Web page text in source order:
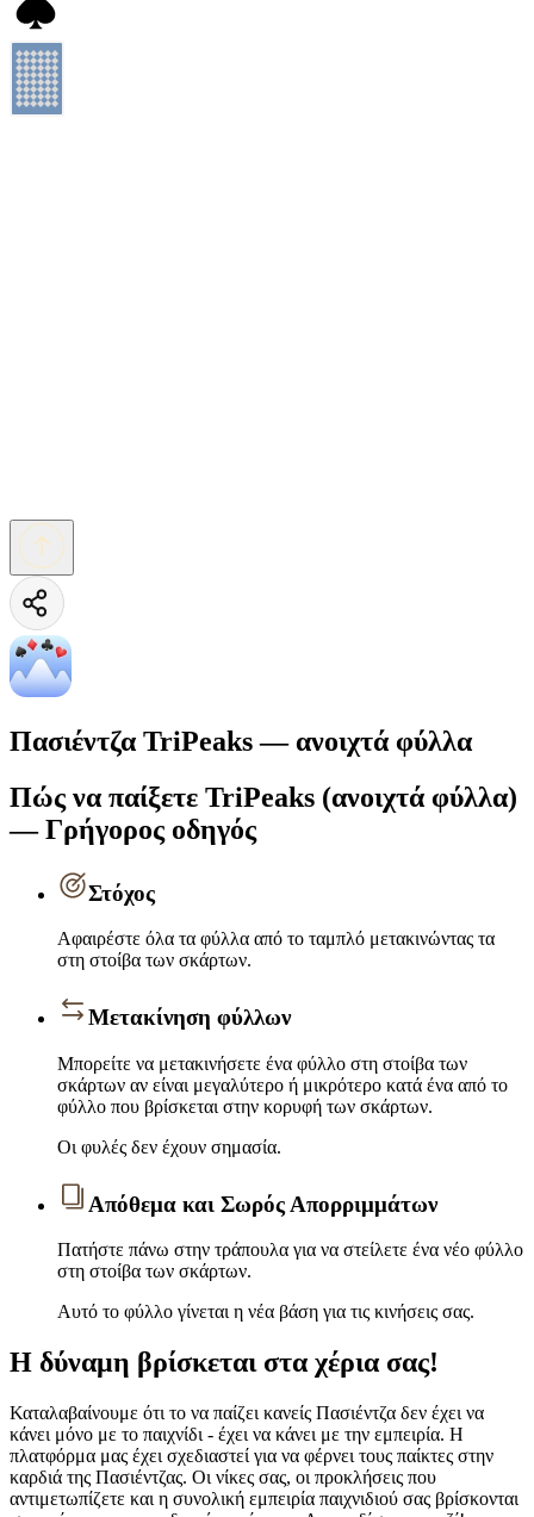
Πασιέντζα TriPeaks — ανοιχτά φύλλα
Πώς να παίξετε TriPeaks (ανοιχτά φύλλα)
— Γρήγορος οδηγός
Στόχος
Αφαιρέστε όλα τα φύλλα από το ταμπλό μετακινώντας τα
στη στοίβα των σκάρτων.
Μετακίνηση φύλλων
Μπορείτε να μετακινήσετε ένα φύλλο στη στοίβα των
σκάρτων αν είναι μεγαλύτερο ή μικρότερο κατά ένα από το
φύλλο που βρίσκεται στην κορυφή των σκάρτων.
Οι φυλές δεν έχουν σημασία.
Απόθεμα και Σωρός Απορριμμάτων
Πατήστε πάνω στην τράπουλα για να στείλετε ένα νέο φύλλο
στη στοίβα των σκάρτων.
Αυτό το φύλλο γίνεται η νέα βάση για τις κινήσεις σας.
Η δύναμη βρίσκεται στα χέρια σας!
Καταλαβαίνουμε ότι το να παίζει κανείς Πασιέντζα δεν έχει να
κάνει μόνο με το παιχνίδι - έχει να κάνει με την εμπειρία. Η
πλατφόρμα μας έχει σχεδιαστεί για να φέρνει τους παίκτες στην
καρδιά της Πασιέντζας. Οι νίκες σας, οι προκλήσεις που
αντιμετωπίζετε και η συνολική εμπειρία παιχνιδιού σας βρίσκονται